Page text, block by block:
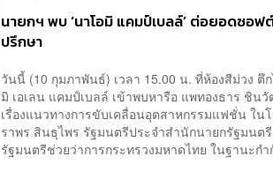
นายกฯ พบ ‘นาโอมิ แคมป์เบลล์’ ต่อยอดซอฟ
ปรึกษา
วันนี้ (10 กุมภาพันธ์) เวลา 15.00 น. ที่ห้องสีม่วง ตึ
มิ เอเลน แคมป์เบลล์ เข้าพบหารือ แพทองธาร ชิน
เรื่องแนวทางการขับเคลื่อนอุตสาหกรรมแฟชั่น ใน
ราพร สินธุไพร รัฐมนตรีประจำสำนักนายกรัฐมนต
รัฐมนตรีช่วยว่าการกระทรวงมหาดไทย ในฐานะกำ